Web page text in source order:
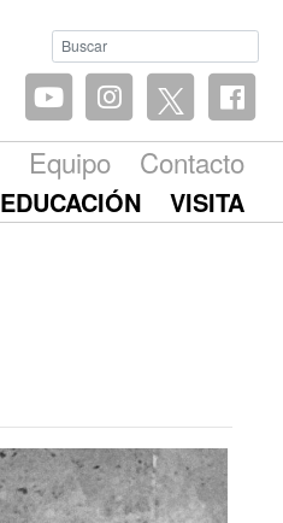
Equipo Contacto
EDUCACIÓN VISITA